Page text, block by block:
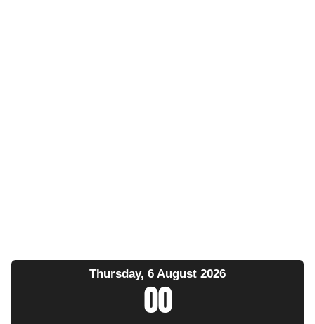
Thursday, 6 August 2026
00